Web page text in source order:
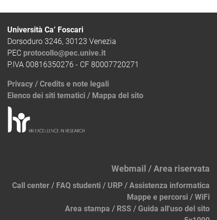
Università Ca’ Foscari
Dorsoduro 3246, 30123 Venezia
PEC protocollo@pec.unive.it
P.IVA 00816350276 - CF 80007720271
Privacy / Credits e note legali
Elenco dei siti tematici / Mappa del sito
Webmail /Area riservata
Call center / FAQ studenti / URP / Assistenza informatica
Mappe e percorsi / WiFi
Area stampa / RSS / Guida all'uso del sito